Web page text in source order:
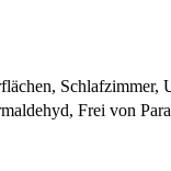
Frei von